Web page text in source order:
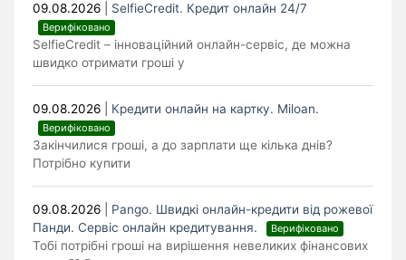
09.08.2026 SelfieCredit. Кредит онлайн 24/7
Верифіковано
SelfieCredit – інноваційний онлайн-сервіс, де можна
швидко отримати гроші у
09.08.2026 Кредити онлайн на картку. Miloan.
Верифіковано
Закінчилися гроші, а до зарплати ще кілька днів?
Потрібно купити
09.08.2026
Pango. Швидкі онлайн-кредити від рожевої
Панди. Cервіс онлайн кредитування.
Верифіковано
Тобі потрібні гроші на вирішення невеликих фінансових